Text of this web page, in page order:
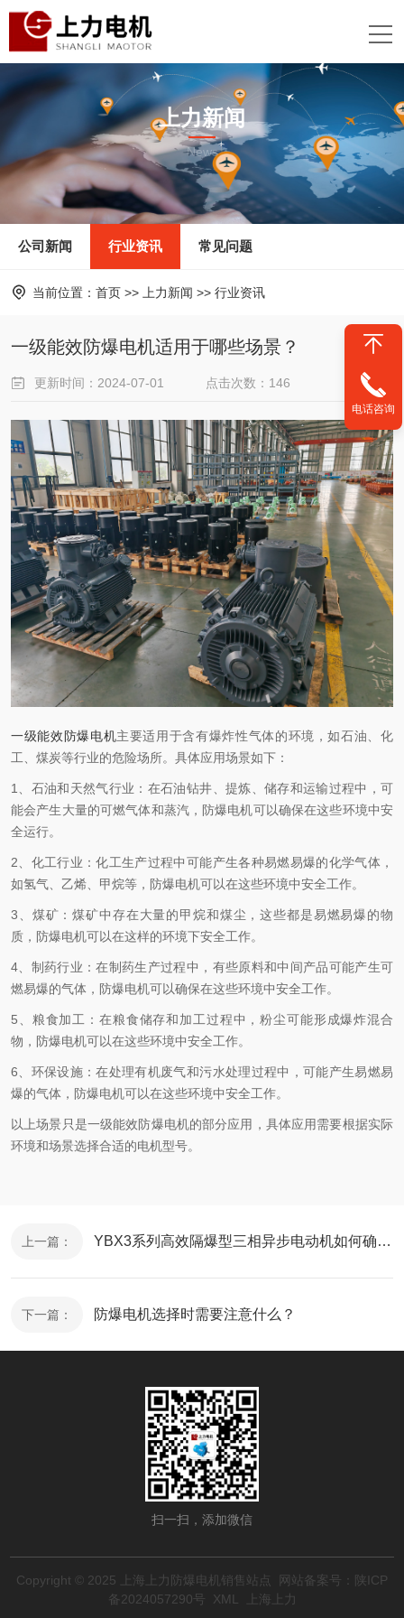
上力新闻
News
公司新闻 行业资讯 常见问题
当前位置： 首页 >> 上力新闻 >> 行业资讯
一级能效防爆电机适用于哪些场景？
更新时间：2024-07-01 点击次数：146
一级能效防爆电机主要适用于含有爆炸性气体的环境，如石油、化
工、煤炭等行业的危险场所。具体应用场景如下：
1、石油和天然气行业：在石油钻井、提炼、储存和运输过程中，可
能会产生大量的可燃气体和蒸汽，防爆电机可以确保在这些环境中安
全运行。
2、化工行业：化工生产过程中可能产生各种易燃易爆的化学气体，
如氢气、乙烯、甲烷等，防爆电机可以在这些环境中安全工作。
3、煤矿：煤矿中存在大量的甲烷和煤尘，这些都是易燃易爆的物
质，防爆电机可以在这样的环境下安全工作。
4、制药行业：在制药生产过程中，有些原料和中间产品可能产生可
燃易爆的气体，防爆电机可以确保在这些环境中安全工作。
5、粮食加工：在粮食储存和加工过程中，粉尘可能形成爆炸混合
物，防爆电机可以在这些环境中安全工作。
6、环保设施：在处理有机废气和污水处理过程中，可能产生易燃易
爆的气体，防爆电机可以在这些环境中安全工作。
以上场景只是一级能效防爆电机的部分应用，具体应用需要根据实际
环境和场景选择合适的电机型号。
上一篇： YBX3系列高效隔爆型三相异步电动机如何确保在易燃易爆环境中的安全性？
下一篇： 防爆电机选择时需要注意什么？
扫一扫，添加微信
Copyright © 2025 上海上力防爆电机销售站点 网站备案号： 陕ICP
备2024057290号
XML 上海上力
电话咨询